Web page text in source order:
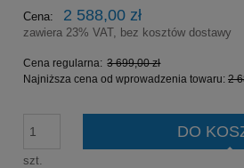
Cena: 2 588,00 zł
zawiera 23% VAT, bez kosztów dostawy
Cena regularna: 3 699,00 zł
Najniższa cena od wprowadzenia towaru: 2
szt.
DO